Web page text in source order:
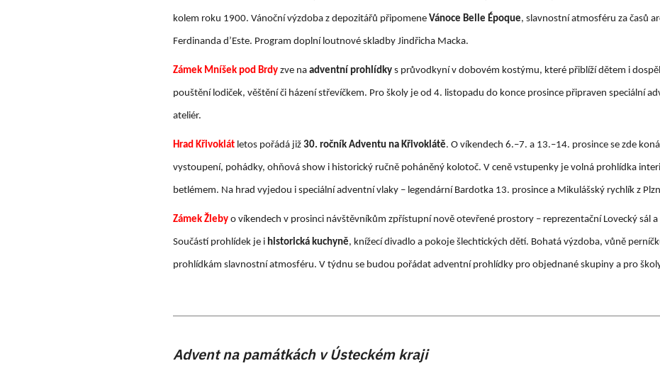
kolem roku 1900. Vánoční výzdoba z depozitářů připomene Vánoce Belle Époque, slavnostní atmosféru za časů
Ferdinanda d’Este. Program doplní loutnové skladby Jindřicha Macka.
Zámek Mníšek pod Brdy zve na adventní prohlídky s průvodkyní v dobovém kostýmu, které přiblíží dětem i
pouštění lodiček, věštění či házení střevíčkem. Pro školy je od 4. listopadu do konce prosince připraven speciální
ateliér.
Hrad Křivoklát letos pořádá již 30. ročník Adventu na Křivoklátě. O víkendech 6.–7. a 13.–14. prosince se zde
vystoupení, pohádky, ohňová show i historický ručně poháněný kolotoč. V ceně vstupenky je volná prohlídka
betlémem. Na hrad vyjedou i speciální adventní vlaky – legendární Bardotka 13. prosince a Mikulášský rychlík z
Zámek Žleby o víkendech v prosinci návštěvníkům zpřístupní nově otevřené prostory – reprezentační Lovecký sál a
Součástí prohlídek je i historická kuchyně, knížecí divadlo a pokoje šlechtických dětí. Bohatá výzdoba, vůně
prohlídkám slavnostní atmosféru. V týdnu se budou pořádat adventní prohlídky pro objednané skupiny a pro
Advent na památkách v Ústeckém kraji